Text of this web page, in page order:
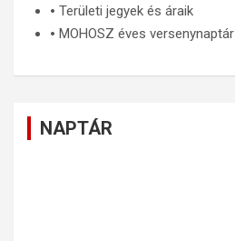
🞄 Területi jegyek és áraik
🞄 MOHOSZ éves versenynaptár
NAPTÁR